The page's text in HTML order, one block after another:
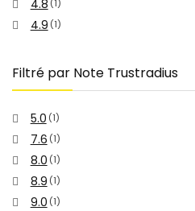
4.8 (1)
4.9 (1)
Filtré par Note Trustradius
5.0 (1)
7.6 (1)
8.0 (1)
8.9 (1)
9.0 (1)